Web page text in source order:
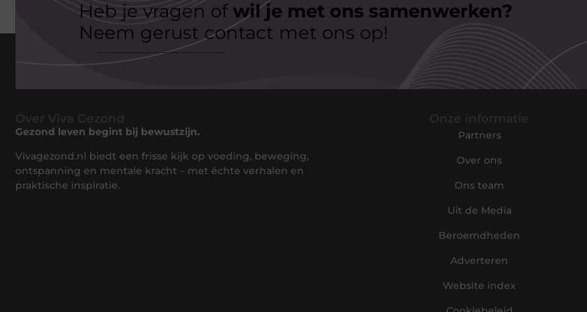
Heb je vragen ofwil je met ons samenwerken?
Neem gerust contact met ons op!
Over Viva Gezond
Gezond leven begint bij bewustzijn.
Vivagezond.nl biedt een frisse kijk op voeding, beweging,
ontspanning en mentale kracht – met échte verhalen en
praktische inspiratie.
Onze informatie​
Partners
Over ons
Ons team
Uit de Media
Beroemdheden
Adverteren
Website index